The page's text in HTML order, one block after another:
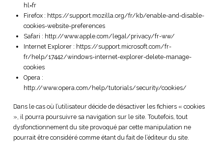
hl=fr
Firefox : https://support.mozilla.org/fr/kb/enable-and-disable-
cookies-website-preferences
Safari : http://www.apple.com/legal/privacy/fr-ww/
Internet Explorer : https://support.microsoft.com/fr-
fr/help/17442/windows-internet-explorer-delete-manage-
cookies
Opera :
http://www.opera.com/help/tutorials/security/cookies/
Dans le cas où l’utilisateur décide de désactiver les fichiers « cookies
», il pourra poursuivre sa navigation sur le site. Toutefois, tout
dysfonctionnement du site provoqué par cette manipulation ne
pourrait être considéré comme étant du fait de l’éditeur du site.